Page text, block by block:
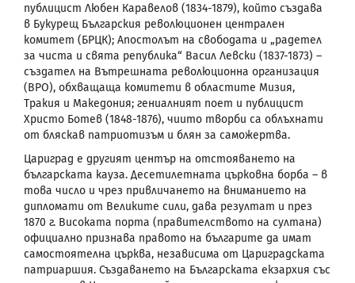
публицист Любен Каравелов (1834-1879), който създава
в Букурещ Българския революционен централен
комитет (БРЦК); Апостолът на свободата и „радетел
за чиста и свята република“ Васил Левски (1837-1873) –
създател на Вътрешната революционна организация
(ВРО), обхващаща комитети в областите Мизия,
Тракия и Македония; гениалният поет и публицист
Христо Ботев (1848-1876), чиито творби са облъхнати
от бляскав патриотизъм и блян за саможертва.
Цариград е другият център на отстояването на
българската кауза. Десетилетната църковна борба – в
това число и чрез привличането на вниманието на
дипломати от Великите сили, дава резултат и през
1870 г. Високата порта (правителството на султана)
официално признава правото на българите да имат
самостоятелна църква, независима от Цариградската
патриаршия. Създаването на Българската екзархия със